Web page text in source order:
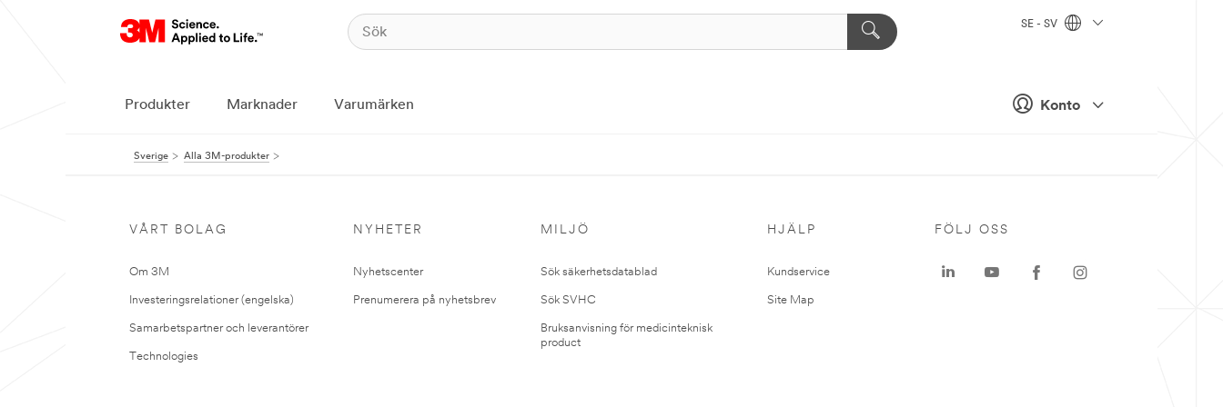
Konto
SE - SV
Produkter Marknader Varumärken
Sverige Alla 3M-produkter
VÅRT BOLAG
Om 3M
Investeringsrelationer (engelska)
Samarbetspartner och leverantörer
Technologies
NYHETER
Nyhetscenter
Prenumerera på nyhetsbrev
MILJÖ
Sök säkerhetsdatablad
Sök SVHC
Bruksanvisning för medicinteknisk
product
HJÄLP
Kundservice
Site Map
FÖLJ OSS